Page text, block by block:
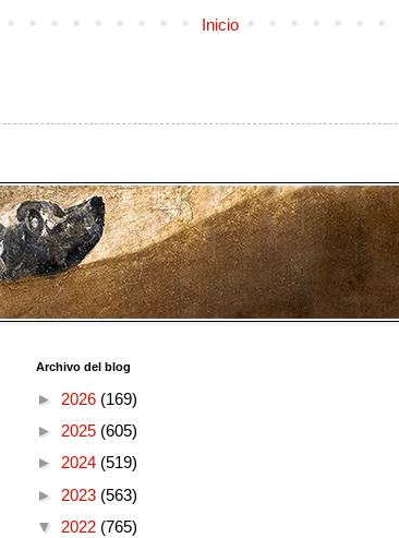
Inicio
Archivo del blog
► 2026 (169)
► 2025 (605)
► 2024 (519)
► 2023 (563)
▼ 2022 (765)